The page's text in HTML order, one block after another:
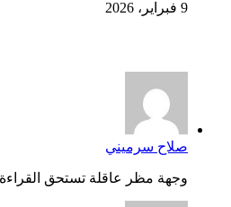
9 فبراير، 2026
صلاح سرميني
وجهة مظر عاقلة تستحق